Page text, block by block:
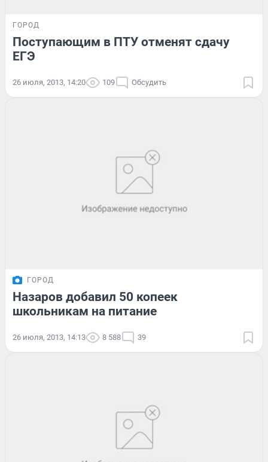
ГОРОД
Поступающим в ПТУ отменят сдачу
ЕГЭ
26 июля, 2013, 14:20 109 Обсудить
ГОРОД
Назаров добавил 50 копеек
школьникам на питание
26 июля, 2013, 14:13 8 588 39